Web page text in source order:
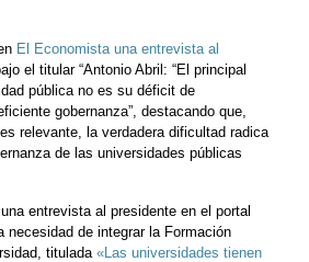
El Economista una entrevista al
el titular “Antonio Abril: “El principal
pública no es su déficit de
gobernanza”, destacando que,
relevante, la verdadera dificultad radica
de las universidades públicas
entrevista al presidente en el portal
necesidad de integrar la Formación
titulada «Las universidades tienen